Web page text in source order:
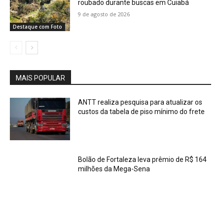
Destaque com Foto
roubado durante buscas em Cuiabá
9 de agosto de 2026
MAIS POPULAR
ANTT realiza pesquisa para atualizar os
custos da tabela de piso mínimo do frete
Bolão de Fortaleza leva prêmio de R$ 164
milhões da Mega-Sena